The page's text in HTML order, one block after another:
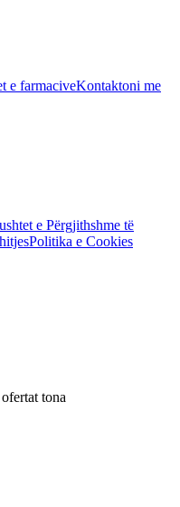
e farmaciveKontaktoni me
e Përgjithshme të
Politika e Cookies
tona